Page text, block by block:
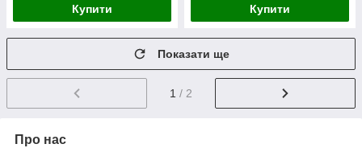
Купити Купити
Показати ще
1 / 2
Про нас